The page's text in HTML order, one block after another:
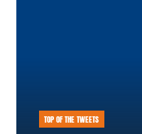
TOP OF THE TWEETS